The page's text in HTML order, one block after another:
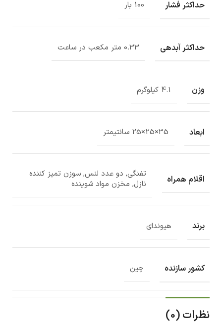
حداکثر فشار 100 بار
حداکثر آبدهی 0.33 متر مکعب در ساعت
وزن 4.1 کیلوگرم
ابعاد 35×25×25 سانتیمتر
اقلام همراه
تفنگی, دو عدد لنس, سوزن تمیز کننده
نازل, مخزن مواد شوینده
برند هیوندای
کشور سازنده چین
نظرات (0)